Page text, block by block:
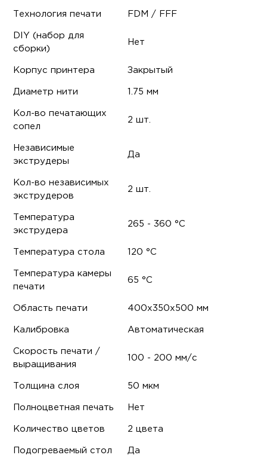
Технология печати FDM / FFF
DIY (набор для
сборки)
Нет
Корпус принтера Закрытый
Диаметр нити 1.75 мм
Кол-во печатающих
сопел
2 шт.
Независимые
экструдеры
Да
Кол-во независимых
экструдеров
2 шт.
Температура
экструдера
265 - 360 °С
Температура стола 120 °С
Температура камеры
печати
65 °С
Область печати 400х350х500 мм
Калибровка Автоматическая
Скорость печати /
выращивания
100 - 200 мм/с
Толщина слоя 50 мкм
Полноцветная печать Нет
Количество цветов 2 цвета
Подогреваемый стол Да